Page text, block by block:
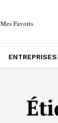
Mes Favoris
ENTREPRISES